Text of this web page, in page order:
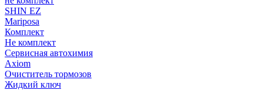
SHIN EZ
Mariposa
Комплект
Не комплект
Сервисная автохимия
Axiom
Очиститель тормозов
Жидкий ключ